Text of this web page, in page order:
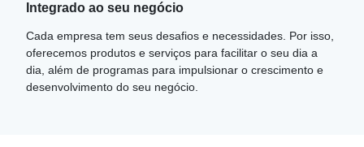
Integrado ao seu negócio
Cada empresa tem seus desafios e necessidades. Por isso,
oferecemos produtos e serviços para facilitar o seu dia a
dia, além de programas para impulsionar o crescimento e
desenvolvimento do seu negócio.